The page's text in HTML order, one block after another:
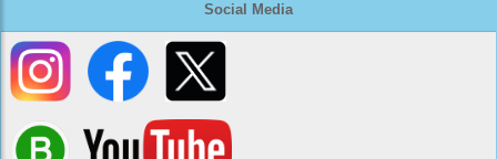
Social Media